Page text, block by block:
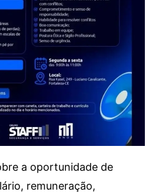
a oportunidade de
remuneração,